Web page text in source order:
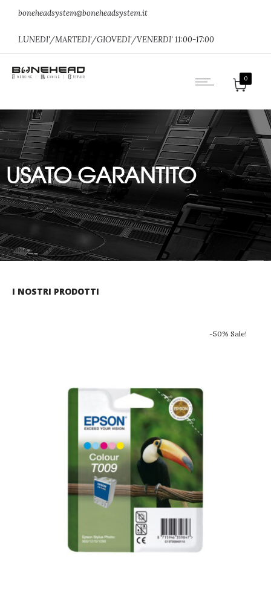
boneheadsystem@boneheadsystem.it
LUNEDI'/MARTEDI'/GIOVEDI'/VENERDI' 11:00-17:00
0
USATO GARANTITO
Home»USATO GARANTITO
I NOSTRI PRODOTTI
-50% Sale!